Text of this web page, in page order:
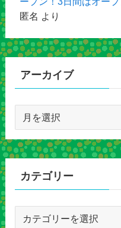
匿名 より
アーカイブ
カ
イ
カテゴリー